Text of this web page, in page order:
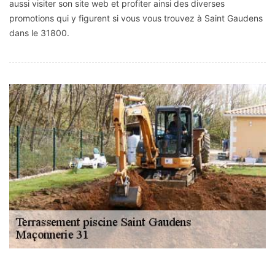
aussi visiter son site web et profiter ainsi des diverses
promotions qui y figurent si vous vous trouvez à Saint Gaudens
dans le 31800.